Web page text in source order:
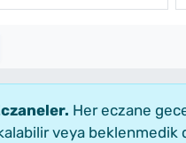
Her eczane
veya